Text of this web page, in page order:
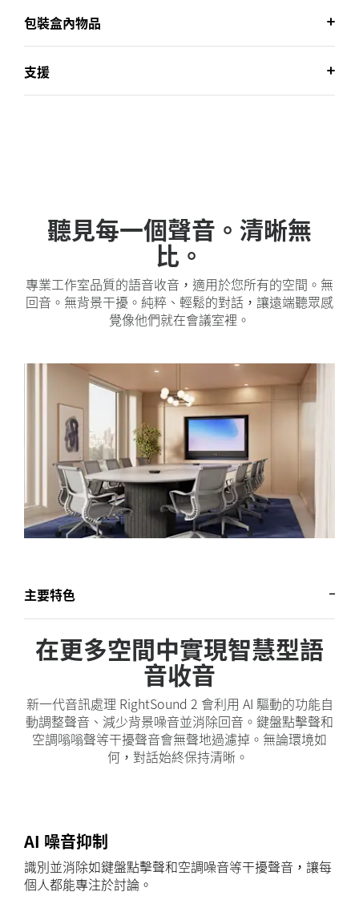
包裝盒內物品
支援
聽見每一個聲音。清晰無
比。
專業工作室品質的語音收音，適用於您所有的空間。無
回音。無背景干擾。純粹、輕鬆的對話，讓遠端聽眾感
覺像他們就在會議室裡。
主要特色
在更多空間中實現智慧型語
音收音
新一代音訊處理 RightSound 2 會利用 AI 驅動的功能自
動調整聲音、減少背景噪音並消除回音。鍵盤點擊聲和
空調嗡嗡聲等干擾聲音會無聲地過濾掉。無論環境如
何，對話始終保持清晰。
AI 噪音抑制
識別並消除如鍵盤點擊聲和空調噪音等干擾聲音，讓每
個人都能專注於討論。